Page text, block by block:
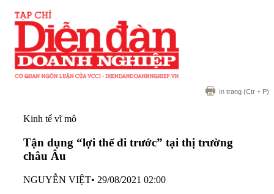
In trang (Ctr + P)
Kinh tế vĩ mô
Tận dụng “lợi thế đi trước” tại thị trường
châu Âu
NGUYỄN VIỆT• 29/08/2021 02:00